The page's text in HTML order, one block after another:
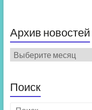
Архив новостей
Архив
новостей
Поиск